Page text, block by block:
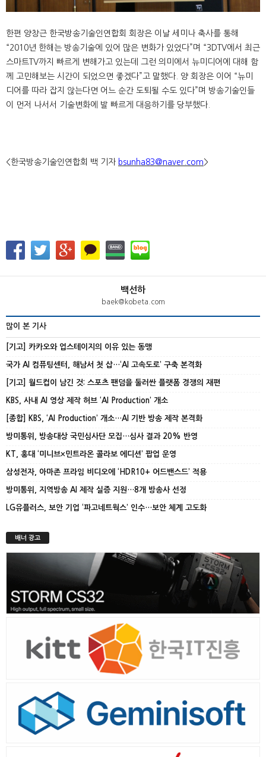
한편 양창근 한국방송기술인연합회 회장은 이날 세미나 축사를 통해
“2010년 한해는 방송기술에 있어 많은 변화가 있었다”며 “3DTV에서 최근
스마트TV까지 빠르게 변해가고 있는데 그런 의미에서 뉴미디어에 대해 함
께 고민해보는 시간이 되었으면 좋겠다”고 말했다. 양 회장은 이어 “뉴미
디어를 따라 잡지 않는다면 어느 순간 도퇴될 수도 있다”며 방송기술인들
이 먼저 나서서 기술변화에 발 빠르게 대응하기를 당부했다.
<한국방송기술인연합회 백 기자 bsunha83@naver.com>
백선하
baek@kobeta.com
많이 본 기사
[기고] 카카오와 업스테이지의 이유 있는 동맹
국가 AI 컴퓨팅센터, 해남서 첫 삽…‘AI 고속도로’ 구축 본격화
[기고] 월드컵이 남긴 것: 스포츠 팬덤을 둘러싼 플랫폼 경쟁의 재편
KBS, 사내 AI 영상 제작 허브 ‘AI Production’ 개소
[종합] KBS, ‘AI Production’ 개소…AI 기반 방송 제작 본격화
방미통위, 방송대상 국민심사단 모집…심사 결과 20% 반영
KT, 홍대 ‘미니브×민트라온 콜라보 에디션’ 팝업 운영
삼성전자, 아마존 프라임 비디오에 ‘HDR10+ 어드밴스드’ 적용
방미통위, 지역방송 AI 제작 실증 지원…8개 방송사 선정
LG유플러스, 보안 기업 ‘파고네트웍스’ 인수…보안 체계 고도화
배너 광고